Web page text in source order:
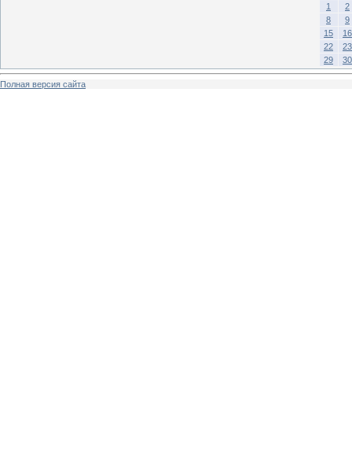
1
2
8
9
15
16
22
23
29
30
Полная версия сайта